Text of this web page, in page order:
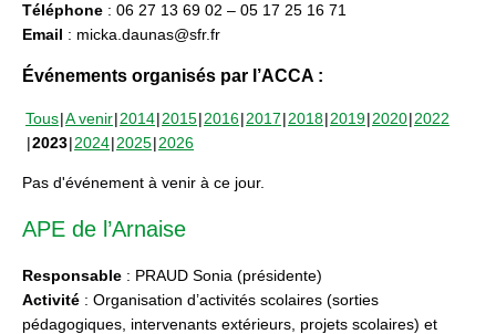
Téléphone : 06 27 13 69 02 – 05 17 25 16 71
Email : micka.daunas@sfr.fr
Événements organisés par l’ACCA :
Tous A venir 2014 2015 2016 2017 2018 2019 2020 2022
2023 2024 2025 2026
Pas d'événement à venir à ce jour.
APE de l’Arnaise
Responsable : PRAUD Sonia (présidente)
Activité : Organisation d’activités scolaires (sorties
pédagogiques, intervenants extérieurs, projets scolaires) et